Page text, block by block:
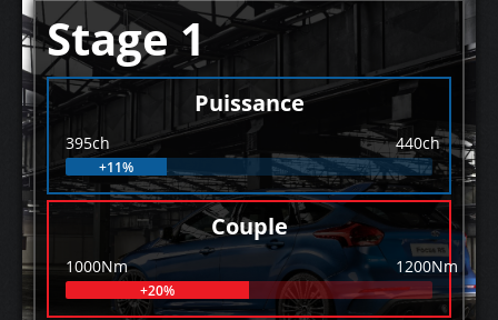
Stage 1
Puissance
395ch 440ch
+11%
Couple
1000Nm 1200Nm
+20%